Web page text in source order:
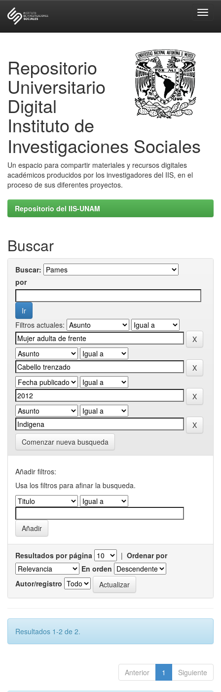
Repositorio
Universitario
Digital
Instituto de
Investigaciones Sociales
Un espacio para compartir materiales y recursos digitales
académicos producidos por los investigadores del IIS, en el
proceso de sus diferentes proyectos.
Repositorio del IIS-UNAM
Buscar
Buscar:
por
Filtros actuales:
Comenzar nueva busqueda
Añadir filtros:
Usa los filtros para afinar la busqueda.
Resultados por página | Ordenar por
En orden
Autor/registro
Resultados 1-2 de 2.
Anterior 1 Siguiente